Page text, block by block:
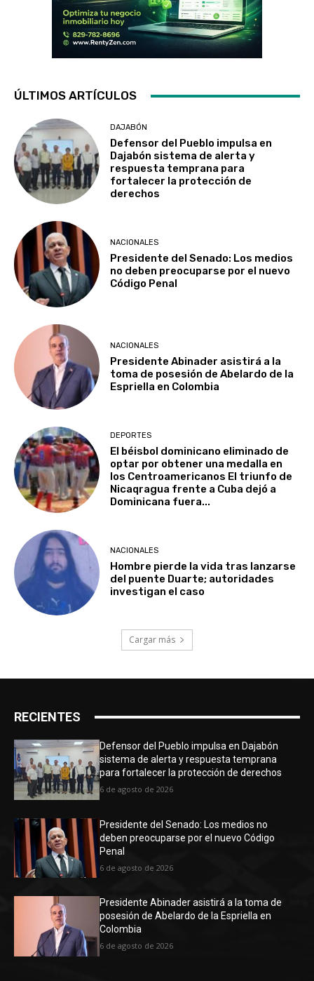
ÚLTIMOS ARTÍCULOS
DAJABÓN
Defensor del Pueblo impulsa en
Dajabón sistema de alerta y
respuesta temprana para
fortalecer la protección de
derechos
NACIONALES
Presidente del Senado: Los medios
no deben preocuparse por el nuevo
Código Penal
NACIONALES
Presidente Abinader asistirá a la
toma de posesión de Abelardo de la
Espriella en Colombia
DEPORTES
El béisbol dominicano eliminado de
optar por obtener una medalla en
los Centroamericanos El triunfo de
Nicaqragua frente a Cuba dejó a
Dominicana fuera...
NACIONALES
Hombre pierde la vida tras lanzarse
del puente Duarte; autoridades
investigan el caso
Cargar más
RECIENTES
Defensor del Pueblo impulsa en Dajabón
sistema de alerta y respuesta temprana
para fortalecer la protección de derechos
6 de agosto de 2026
Presidente del Senado: Los medios no
deben preocuparse por el nuevo Código
Penal
6 de agosto de 2026
Presidente Abinader asistirá a la toma de
posesión de Abelardo de la Espriella en
Colombia
6 de agosto de 2026